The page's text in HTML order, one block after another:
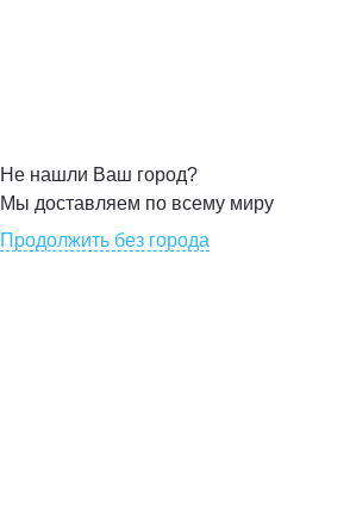
Не нашли Ваш город?
Мы доставляем по всему миру
Продолжить без города